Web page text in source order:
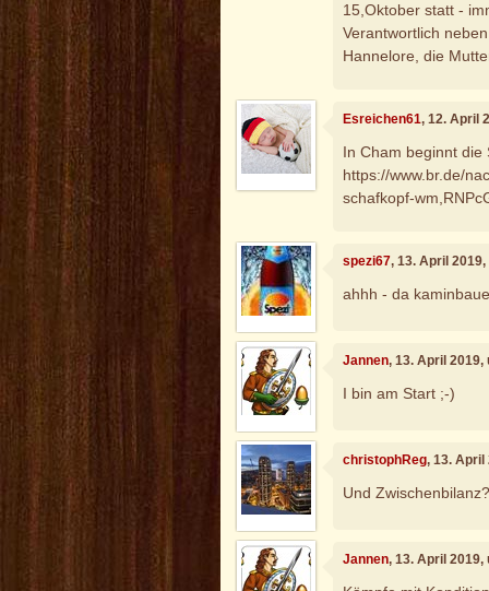
15,Oktober statt -
Verantwortlich
Hannelore, die
Esreichen61, 12. April
In Cham beginnt die
https://www.br.de/
schafkopf-
spezi67, 13. April
ahhh - da
Jannen, 13. April 2019,
I bin am Start ;-)
christophReg, 13. April
Und
Jannen, 13. April 2019,